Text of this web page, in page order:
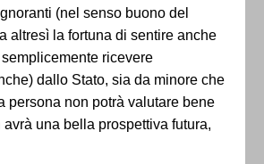
(nel senso buono del
altresì la fortuna di sentire anche
ricevere
dallo Stato, sia da minore che
persona non potrà valutare bene
una bella prospettiva futura,